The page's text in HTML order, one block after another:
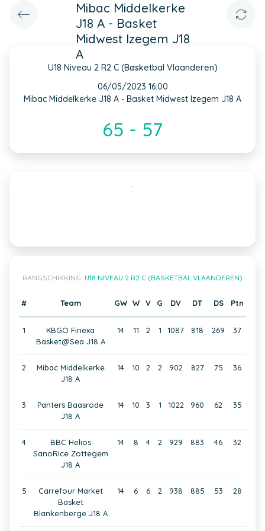
Mibac Middelkerke
J18 A - Basket
Midwest Izegem J18
A
U18 Niveau 2 R2 C (Basketbal Vlaanderen)
INFO
06/05/2023 16:00
Mibac Middelkerke J18 A - Basket Midwest Izegem J18 A
65 - 57
,
RANGSCHIKKING: U18 NIVEAU 2 R2 C (BASKETBAL VLAANDEREN)
# Team GW W V G DV DT DS Ptn
1
KBGO Finexa
Basket@Sea J18 A
14 11 2 1 1087 818 269 37
2
Mibac Middelkerke
J18 A
14 10 2 2 902 827 75 36
3
Panters Baasrode
J18 A
14 10 3 1 1022 960 62 35
4
BBC Helios
SanoRice Zottegem
J18 A
14 8 4 2 929 883 46 32
5
Carrefour Market
Basket
Blankenberge J18 A
14 6 6 2 938 885 53 28